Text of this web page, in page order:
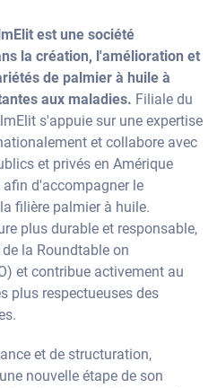
est une société
la création, l'amélioration et
de palmier à huile à
aux maladies. Filiale du
s'appuie sur une expertise
et collabore avec
et privés en Amérique
afin d'accompagner le
filière palmier à huile.
plus durable et responsable,
la Roundtable on
et contribue activement au
plus respectueuses des
et de structuration,
nouvelle étape de son